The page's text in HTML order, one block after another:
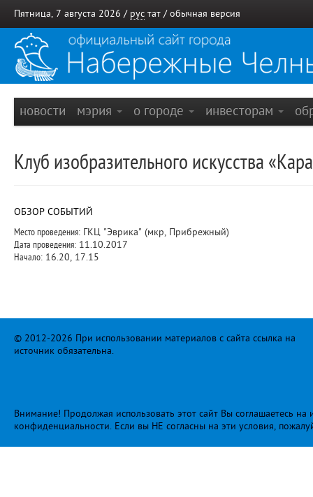
Пятница, 7 августа 2026 / рус тат / обычная версия
новости мэрия о городе инвесторам
Клуб изобразительного искусства
ОБЗОР СОБЫТИЙ
Место проведения: ГКЦ "Эврика" (мкр, Прибрежный)
Дата проведения: 11.10.2017
Начало: 16.20, 17.15
© 2012-2026 При использовании материалов с сайта ссылка на
источник обязательна.
Внимание! Продолжая использовать этот сайт Вы соглашаетесь
конфиденциальности. Если вы НЕ согласны на эти условия,